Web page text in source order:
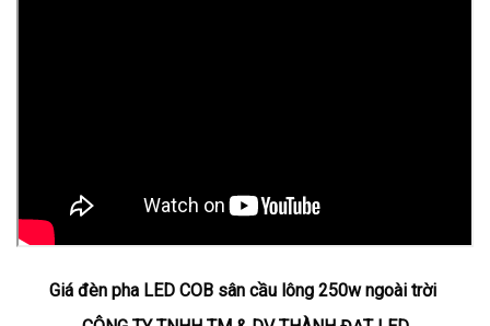
Giá đèn pha LED COB sân cầu lông 250w ngoài trời